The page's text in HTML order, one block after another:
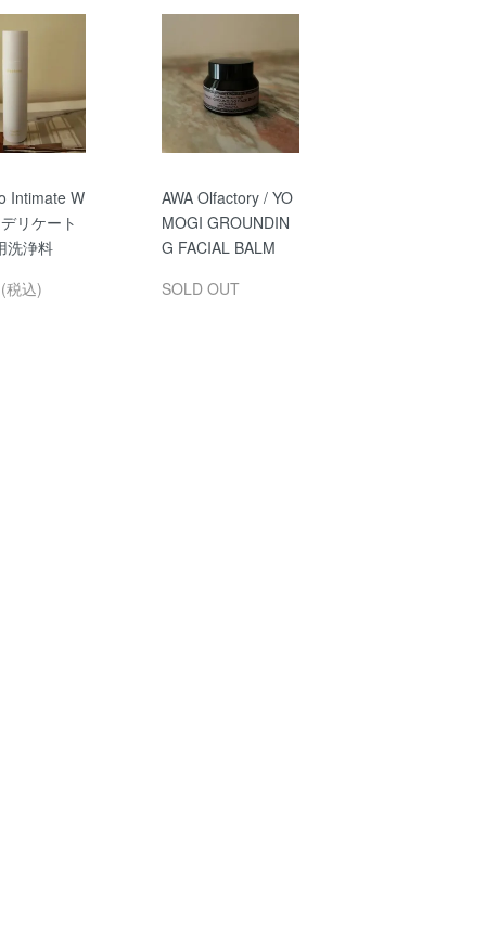
Intimate W
リケート
洗浄料
税込)
AWA Olfactory / YO
MOGI GROUNDIN
G FACIAL BALM
SOLD OUT